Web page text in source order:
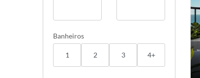
Banheiros
1 2 3 4+